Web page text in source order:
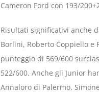
Cameron Ford con 193/
Risultati significativi anche
Borlini, Roberto Coppiello e
punteggio di 569/600
522/600. Anche gli Junior
Annaloro di Palermo,